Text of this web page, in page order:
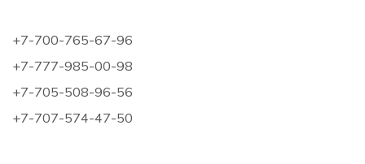
+7-700-765-67-96
+7-777-985-00-98
+7-705-508-96-56
+7-707-574-47-50